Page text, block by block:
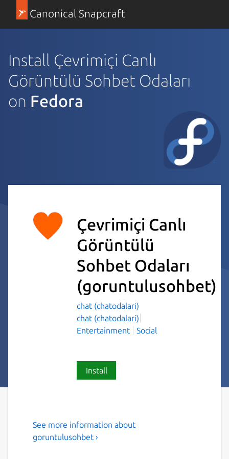
Canonical Snapcraft
Install Çevrimiçi Canlı
Görüntülü Sohbet Odaları
on Fedora
Çevrimiçi Canlı
Görüntülü
Sohbet Odaları
(goruntulusohbet)
chat (chatodalari)
chat (chatodalari)
Entertainment
Social
Install
Görüntülü Sohbet Canlı
See more information about
goruntulusohbet ›